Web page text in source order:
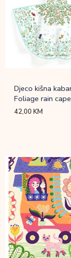
Djeco kišna
Foliage rain
42,00KM